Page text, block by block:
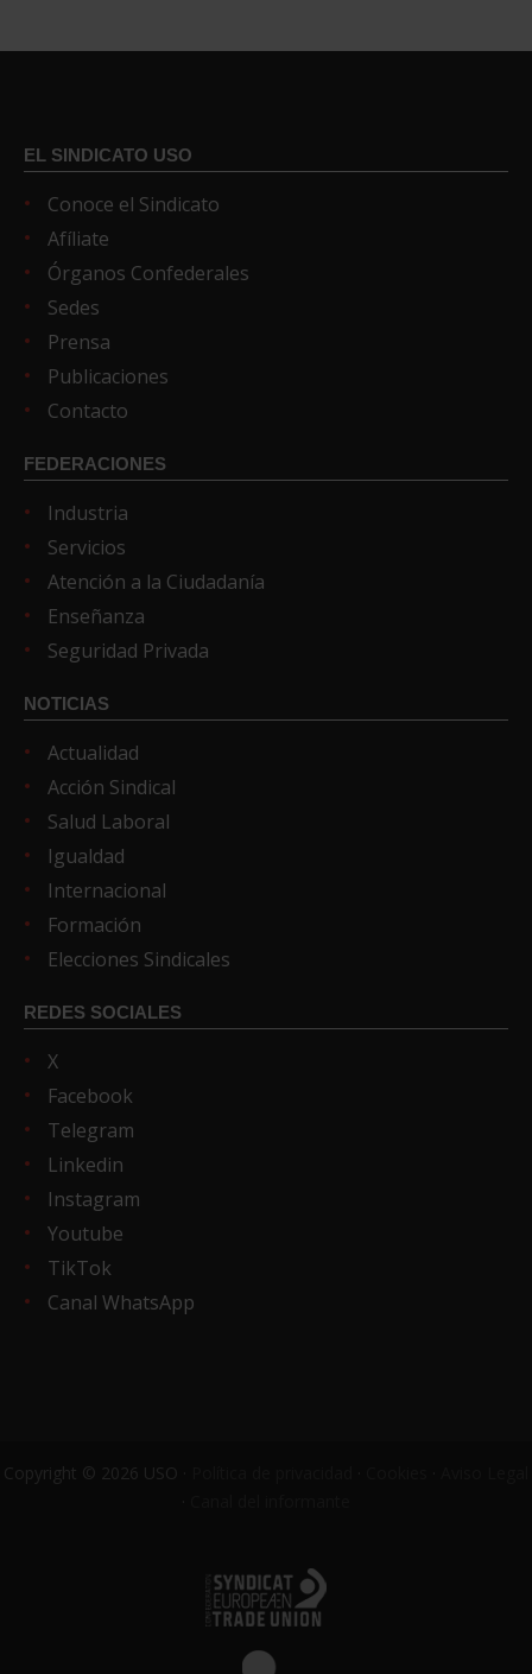
EL SINDICATO USO
Conoce el Sindicato
Afíliate
Órganos Confederales
Sedes
Prensa
Publicaciones
Contacto
FEDERACIONES
Industria
Servicios
Atención a la Ciudadanía
Enseñanza
Seguridad Privada
NOTICIAS
Actualidad
Acción Sindical
Salud Laboral
Igualdad
Internacional
Formación
Elecciones Sindicales
REDES SOCIALES
X
Facebook
Telegram
Linkedin
Instagram
Youtube
TikTok
Canal WhatsApp
Copyright © 2026 USO ·